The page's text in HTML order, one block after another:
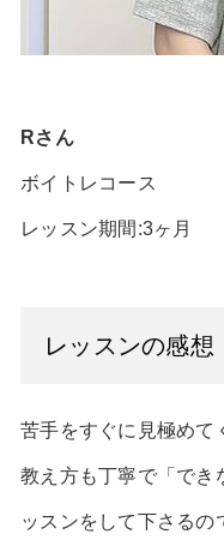
Rさん
ボイトレコース
レッスン期間:3ヶ月
レッスンの感想
苦手をすぐに見極めて
教え方も丁寧で「でき
ッスンをして下さるの